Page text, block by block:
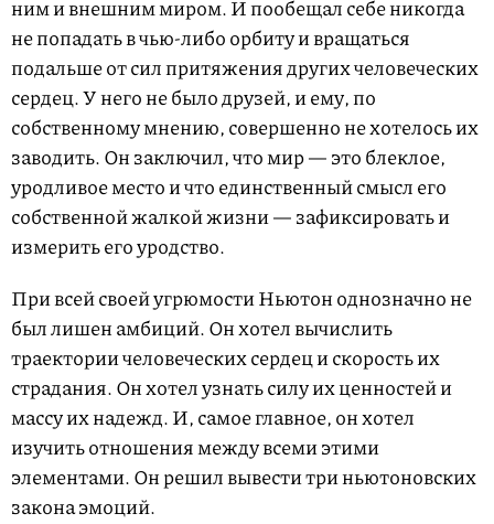
ним и внешним миром. И пообещал себе никогда
не попадать в чью-либо орбиту и вращаться
подальше от сил притяжения других человеческих
сердец. У него не было друзей, и ему, по
собственному мнению, совершенно не хотелось их
заводить. Он заключил, что мир — это блеклое,
уродливое место и что единственный смысл его
собственной жалкой жизни — зафиксировать и
измерить его уродство.
При всей своей угрюмости Ньютон однозначно не
был лишен амбиций. Он хотел вычислить
траектории человеческих сердец и скорость их
страдания. Он хотел узнать силу их ценностей и
массу их надежд. И, самое главное, он хотел
изучить отношения между всеми этими
элементами. Он решил вывести три ньютоновских
закона эмоций.